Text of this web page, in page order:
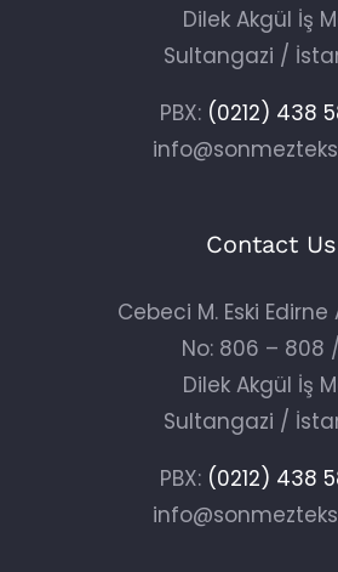
Dilek Akgül İş
Sultangazi /
PBX: (0212) 438
Contact Us
Cebeci M. Eski Edirne
No: 806 – 808
Dilek Akgül İş
Sultangazi /
PBX: (0212) 438